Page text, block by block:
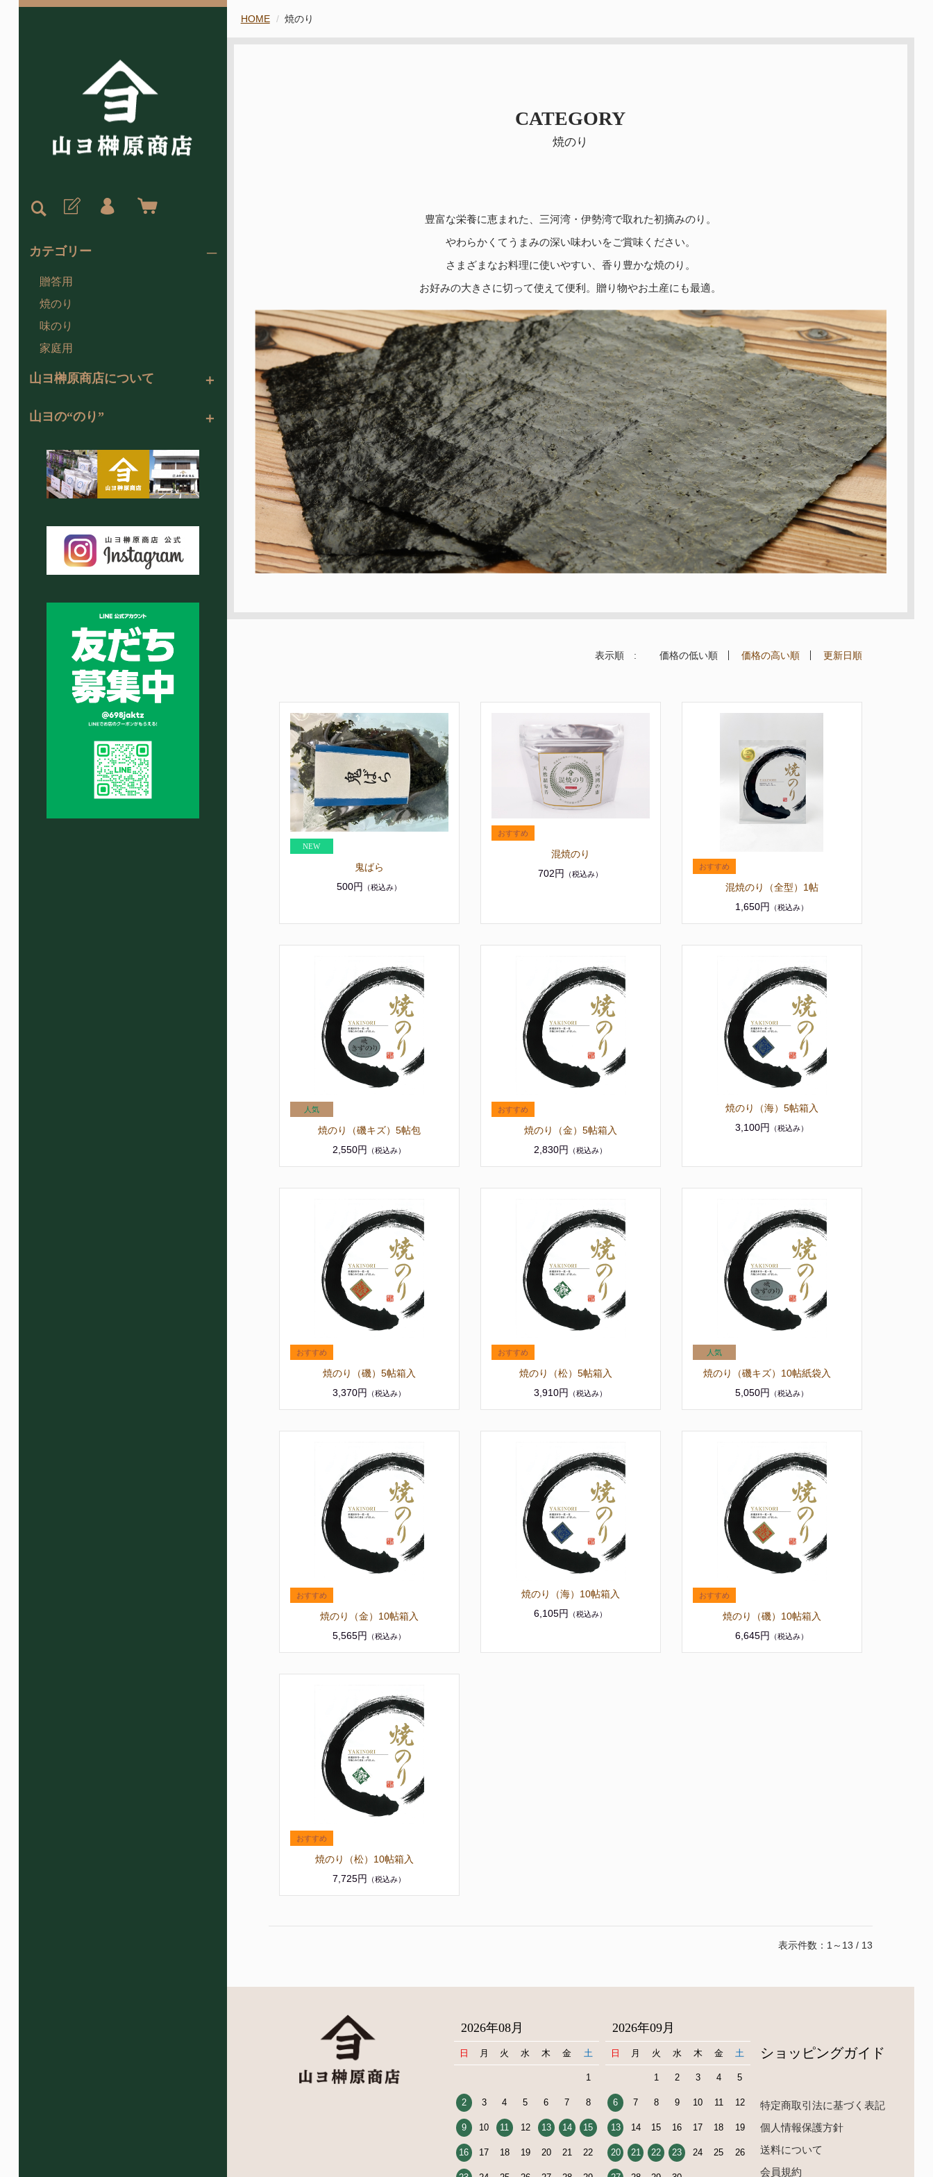
カテゴリー
贈答用
焼のり
味のり
家庭用
山ヨ榊原商店について
山ヨの“のり”
HOME 焼のり
CATEGORY
焼のり
豊富な栄養に恵まれた、三河湾・伊勢湾で取れた初摘みのり。
やわらかくてうまみの深い味わいをご賞味ください。
さまざまなお料理に使いやすい、香り豊かな焼のり。
お好みの大きさに切って使えて便利。贈り物やお土産にも最適。
表示順 : 価格の低い順 価格の高い順 更新日順
鬼ばら
500円
（税込み）
混焼のり
702円
（税込み）
混焼のり（全型）1帖
1,650円
（税込み）
焼のり（磯キズ）5帖包
2,550円
（税込み）
焼のり（金）5帖箱入
2,830円
（税込み）
焼のり（海）5帖箱入
3,100円
（税込み）
焼のり（磯）5帖箱入
3,370円
（税込み）
焼のり（松）5帖箱入
3,910円
（税込み）
焼のり（磯キズ）10帖紙袋入
5,050円
（税込み）
焼のり（金）10帖箱入
5,565円
（税込み）
焼のり（海）10帖箱入
6,105円
（税込み）
焼のり（磯）10帖箱入
6,645円
（税込み）
焼のり（松）10帖箱入
7,725円
（税込み）
表示件数：1～13 / 13
2026年08月
日 月 火 水 木 金 土
1
2 3 4 5 6 7 8
9 10 11 12 13 14 15
16 17 18 19 20 21 22
2026年09月
日 月 火 水 木 金 土
1 2 3 4 5
6 7 8 9 10 11 12
13 14 15 16 17 18 19
20 21 22 23 24 25 26
ショッピングガイド
特定商取引法に基づく表記
個人情報保護方針
送料について
会員規約